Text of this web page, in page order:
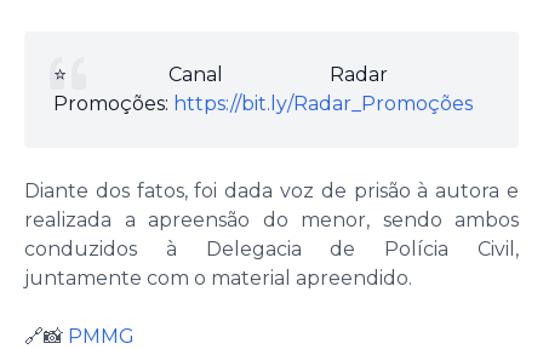
⭐️Canal Radar
Promoções: https://bit.ly/Radar_Promoções
Diante dos fatos, foi dada voz de prisão à autora e
realizada a apreensão do menor, sendo ambos
conduzidos à Delegacia de Polícia Civil,
juntamente com o material apreendido.
🔗📸 PMMG